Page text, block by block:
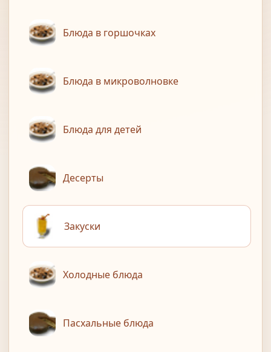
Блюда в горшочках
Блюда в микроволновке
Блюда для детей
Десерты
Закуски
Холодные блюда
Пасхальные блюда